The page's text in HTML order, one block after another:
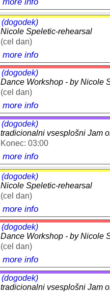
(dogodek)
Nicole Speletic-rehearsal
(cel dan)
more info
(dogodek)
Dance Workshop - by Nicole
(cel dan)
more info
(dogodek)
tradicionalni vsesplošni Jam
Konec: 03:00
more info
(dogodek)
Nicole Speletic-rehearsal
(cel dan)
more info
(dogodek)
Dance Workshop - by Nicole
(cel dan)
more info
(dogodek)
tradicionalni vsesplošni Jam